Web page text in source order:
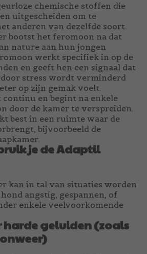
chemische stoffen die
uitgescheiden om te
anderen van dezelfde soort.
bootst het feromoon na dat
nature aan hun jongen
werkt specifiek in op de
en geeft hen een signaal dat
stress wordt verminderd
op zijn gemak voelt.
en begint na enkele
door de kamer te verspreiden.
best in een ruimte waar de
bijvoorbeeld de
je de Adaptil
kan in tal van situaties worden
angstig, gespannen, of
enkele veelvoorkomende
harde geluiden (zoals